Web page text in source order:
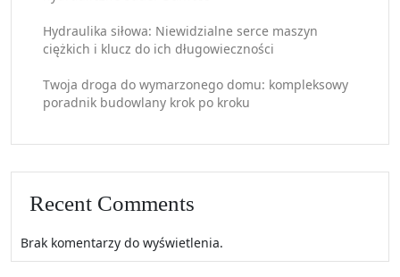
Hydraulika siłowa: Niewidzialne serce maszyn
ciężkich i klucz do ich długowieczności
Twoja droga do wymarzonego domu: kompleksowy
poradnik budowlany krok po kroku
Recent Comments
Brak komentarzy do wyświetlenia.